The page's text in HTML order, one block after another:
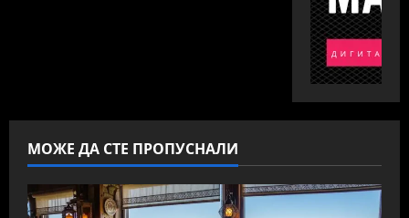
МОЖЕ ДА СТЕ ПРОПУСНАЛИ